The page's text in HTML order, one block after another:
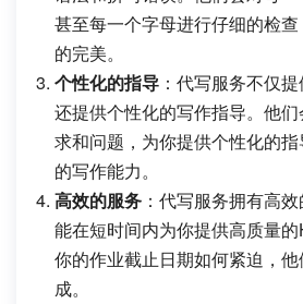
甚至每一个字母进行仔细的检
的完美。
个性化的指导 ：代写服务不仅
还提供个性化的写作指导。他
求和问题，为你提供个性化的
的写作能力。
高效的服务 ：代写服务拥有高
能在短时间内为你提供高质量
你的作业截止日期如何紧迫，
成。